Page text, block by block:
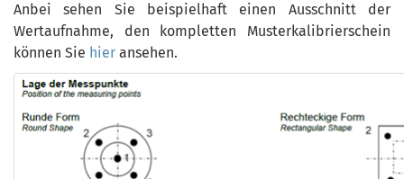
Anbei sehen Sie beispielhaft einen Ausschnitt der
Wertaufnahme, den kompletten Musterkalibrierschein
können Sie hier ansehen.